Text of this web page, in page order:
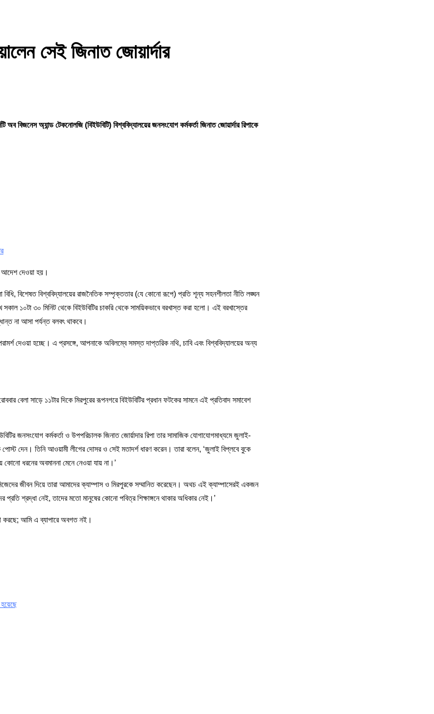
সেই জিনাত জোয়ার্দার
বিজনেস অ্যান্ড টেকনোলজি (বিইউবিটি) বিশ্ববিদ্যালয়ের জনসংযোগ কর্মকর্তা জিনাত জোয়ার্দার রিপাকে
আদেশ দেওয়া হয়।
বিধি, বিশেষত বিশ্ববিদ্যালয়ের রাজনৈতিক সম্পৃক্ততার (যে কোনো রূপে) প্রতি শূন্য সহনশীলতা নীতি লঙ্ঘন
১০টা ৩০ মিনিট থেকে বিইউবিটির চাকরি থেকে সাময়িকভাবে বরখাস্ত করা হলো। এই বরখাস্তের
না আসা পর্যন্ত বলবৎ থাকবে।
দেওয়া হচ্ছে। এ প্রসঙ্গে, আপনাকে অবিলম্বে সমস্ত দাপ্তরিক নথি, চাবি এবং বিশ্ববিদ্যালয়ের অন্য
বেলা সাড়ে ১১টার দিকে মিরপুরের রূপনগরে বিইউবিটির প্রধান ফটকের সামনে এই প্রতিবাদ সমাবেশ
জনসংযোগ কর্মকর্তা ও উপপরিচালক জিনাত জোর্য়াদার রিপা তার সামাজিক যোগাযোগমাধ্যমে জুলাই-
দেন। তিনি আওয়ামী লীগের দোসর ও সেই মতাদর্শ ধারণ করেন। তারা বলেন, ‘জুলাই বিপ্লবে বুকে
কোনো ধরনের অবমাননা মেনে নেওয়া যায় না।’
জীবন দিয়ে তারা আমাদের ক্যাম্পাস ও মিরপুরকে সম্মানিত করেছেন। অথচ এই ক্যাম্পাসেরই একজন
প্রতি শ্রদ্ধা নেই, তাদের মতো মানুষের কোনো পবিত্র শিক্ষাঙ্গনে থাকার অধিকার নেই।’
করছে; আমি এ ব্যাপারে অবগত নই।